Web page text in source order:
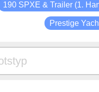
190 SPXE & Trailer (1.
Prestige